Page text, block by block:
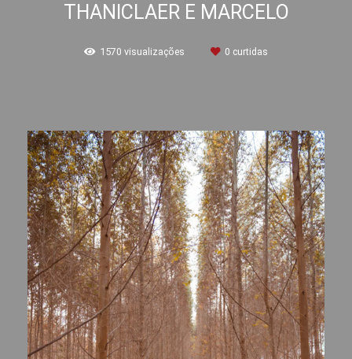
THANICLAER E MARCELO
1570 visualizações 0 curtidas